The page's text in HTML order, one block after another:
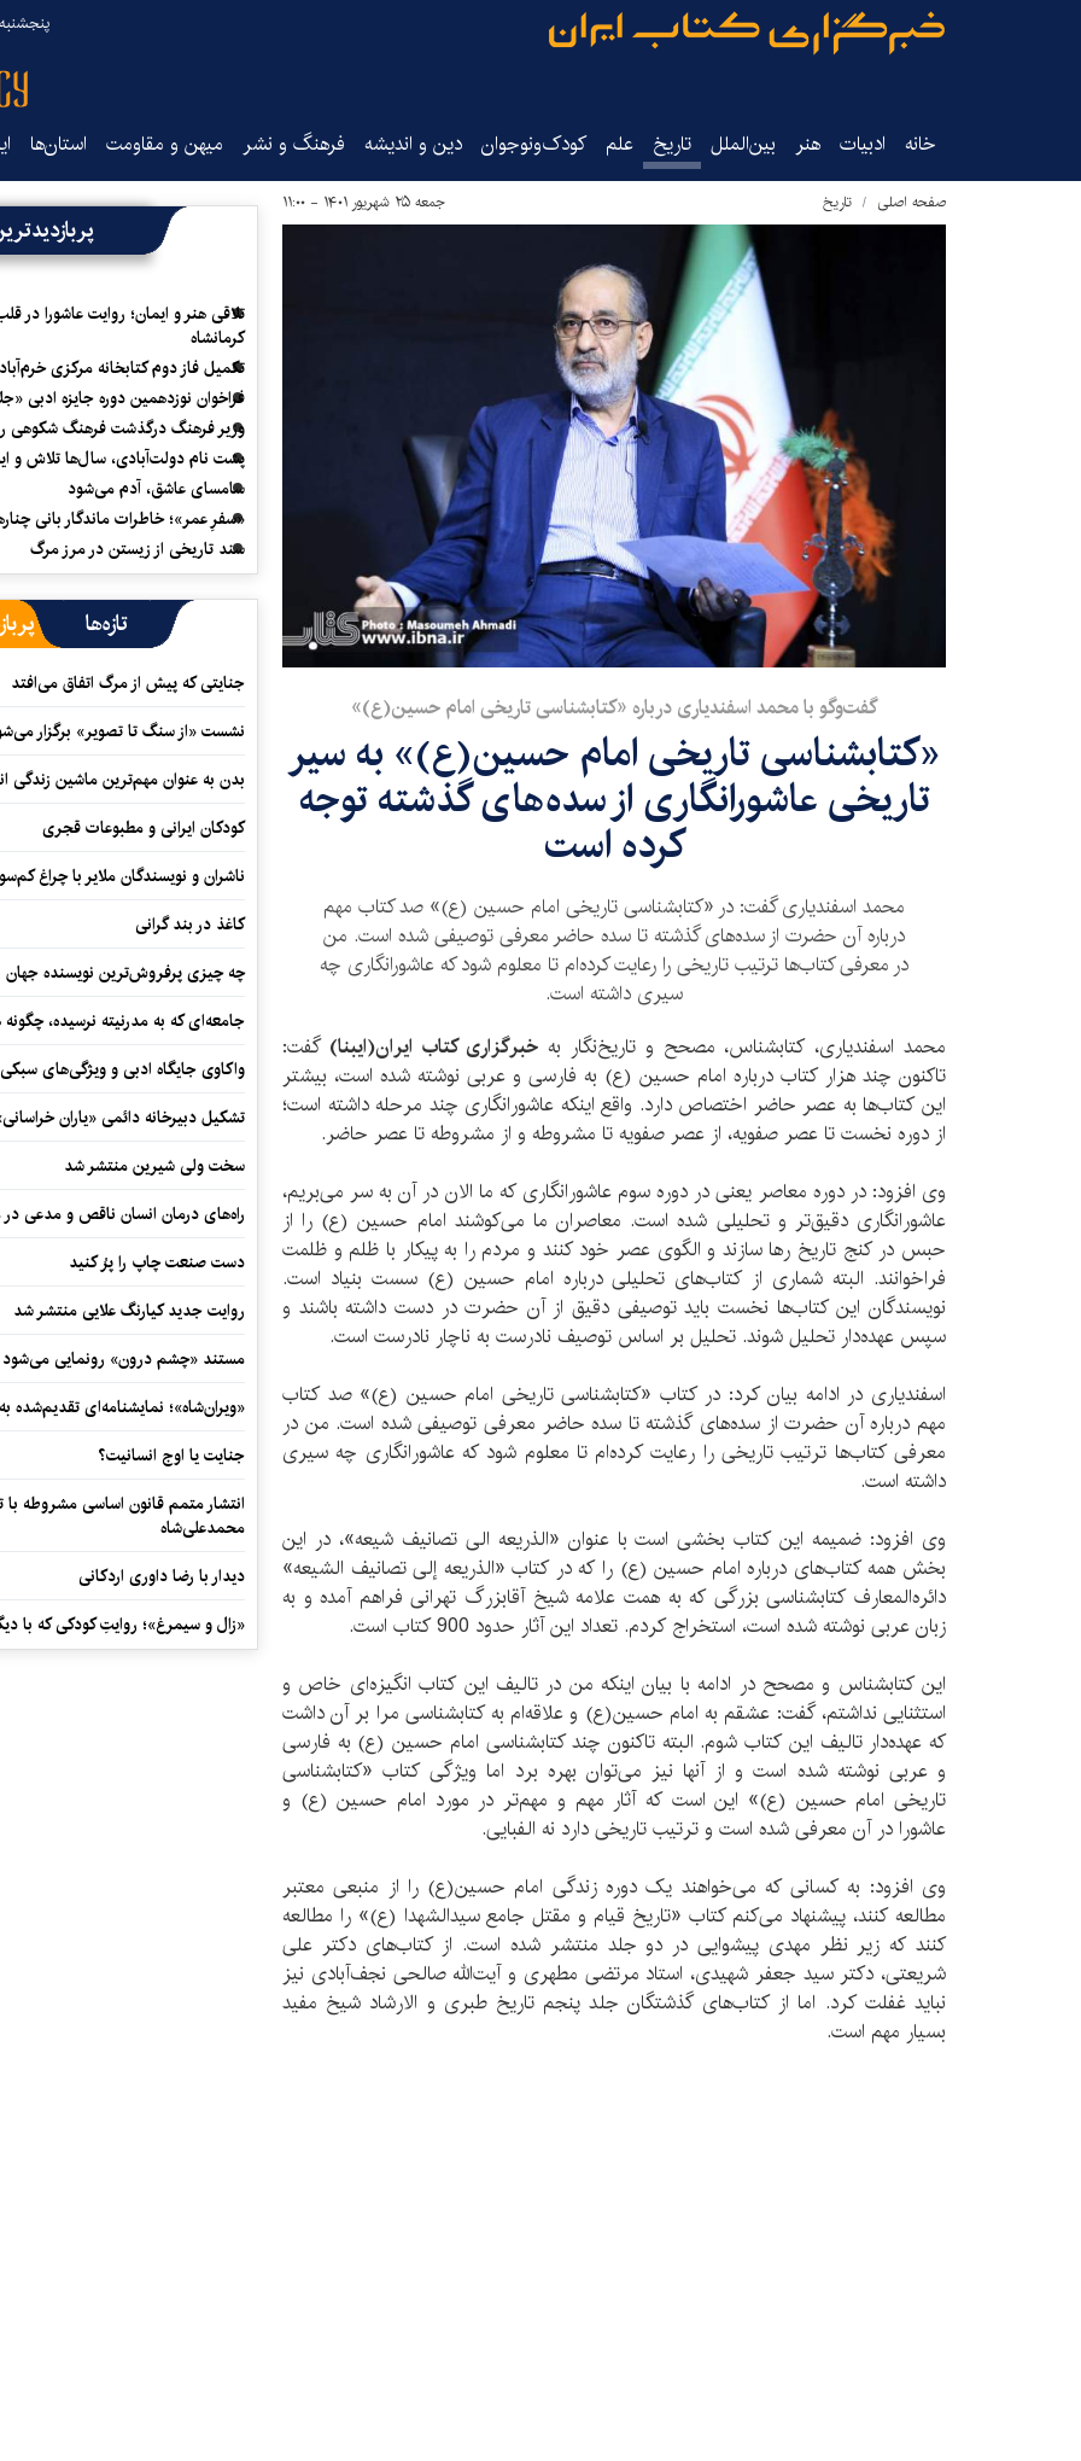
پنجشنبه ۱۵ مرداد ۱۴۰۵
خانه ادبیات هنر بین‌الملل تاریخ‌ علم کودک‌ونوجوان دین و اندیشه فرهنگ و نشر میهن و مقاومت استان‌ها
صفحه اصلی تاریخ جمعه ۲۵ شهریور ۱۴۰۱ - ۱۱:۰۰
گفت‌و‌گو‌ با محمد اسفندیاری درباره «کتابشناسی تاریخی امام حسین(ع)»
«کتابشناسی تاریخی امام حسین(ع)» به سیر
تاریخی عاشورانگاری از سده‌های گذشته توجه
کرده است
محمد اسفندیاری گفت: در «کتابشناسی تاریخی امام حسین (ع)» صد کتاب مهم
درباره آن حضرت از سده‌های گذشته تا سده حاضر معرفی توصیفی شده‌ است. من
در معرفی کتاب‌ها ترتیب تاریخی را رعایت کرده‌ام تا معلوم شود که عاشورانگاری چه
سیری داشته است.
محمد اسفندیاری، کتابشناس، مصحح و تاریخ‌نگار به خبرگزاری کتاب ایران(ایبنا)گفت:
تاکنون چند هزار کتاب درباره امام حسین (ع) به فارسی و عربی نوشته شده است، بیشتر
این کتاب‌ها به عصر حاضر اختصاص دارد. واقع اینکه عاشورانگاری چند مرحله داشته است؛
از دوره نخست تا عصر صفویه، از عصر صفویه تا مشروطه و از مشروطه تا عصر حاضر.
وی افزود: در دوره معاصر یعنی در دوره سوم عاشورانگاری که ما الان در آن به سر می‌بریم،
عاشورانگاری دقیق‌تر و تحلیلی شده است. معاصران ما می‌کوشند امام حسین (ع) را از
حبس در کنج تاریخ رها سازند و الگوی عصر خود کنند و مردم را به پیکار با ظلم و ظلمت
فراخوانند. البته شماری از کتاب‌های تحلیلی درباره امام حسین (ع) سست بنیاد است.
نویسندگان این کتاب‌ها نخست باید توصیفی دقیق از آن حضرت در دست داشته باشند و
سپس عهده‌دار تحلیل شوند. تحلیل بر اساس توصیف نادرست به ناچار نادرست است.
اسفندیاری در ادامه بیان کرد: در کتاب «کتابشناسی تاریخی امام حسین (ع)» صد کتاب
مهم درباره آن حضرت از سده‌های گذشته تا سده حاضر معرفی توصیفی شده‌ است. من در
معرفی کتاب‌ها ترتیب تاریخی را رعایت کرده‌ام تا معلوم شود که عاشورانگاری چه سیری
داشته است.
وی افزود: ضمیمه این کتاب بخشی است با عنوان «الذریعه الی تصانیف شیعه»، در این
بخش همه کتاب‌های درباره امام حسین (ع) را که در کتاب «الذریعه إلی تصانیف الشیعه»
دائره‌المعارف کتابشناسی بزرگی که به همت علامه شیخ آقابزرگ تهرانی فراهم آمده و به
زبان عربی نوشته شده ‌است، استخراج کردم. تعداد این آثار حدود 900 کتاب است.
این کتابشناس و مصحح در ادامه با بیان اینکه من در تالیف این کتاب انگیزه‌ای خاص و
استثنایی نداشتم، گفت: عشقم به امام حسین(ع) و علاقه‌ام به کتابشناسی مرا بر آن داشت
که عهده‌دار تالیف این کتاب شوم. البته تاکنون چند کتابشناسی امام حسین (ع) به فارسی
و عربی نوشته شده است و از آنها نیز می‌توان بهره برد اما ویژگی کتاب «کتابشناسی
تاریخی امام حسین (ع)» این است که آثار مهم و مهم‌تر در مورد امام حسین (ع) و
عاشورا در آن معرفی شده است و ترتیب تاریخی دارد نه الفبایی.
وی افزود: به کسانی که می‌خواهند یک دوره زندگی امام حسین(ع) را از منبعی معتبر
مطالعه کنند، پیشنهاد می‌کنم کتاب «تاریخ قیام و مقتل جامع سیدالشهدا (ع)» را مطالعه
کنند که زیر نظر مهدی پیشوایی در دو جلد منتشر شده است. از کتاب‌های دکتر علی
شریعتی، دکتر سید جعفر شهیدی، استاد مرتضی مطهری و آیت‌الله صالحی نجف‌آبادی نیز
نباید غفلت کرد. اما از کتاب‌های گذشتگان جلد پنجم تاریخ طبری و الارشاد شیخ مفید
بسیار مهم است.
تلاقی هنر و ایمان؛ روایت عاشورا در
کرمانشاه
تکمیل فاز دوم کتابخانه مرکزی
فراخوان نوزدهمین دوره جایزه ادبی
وزیر فرهنگ درگذشت فرهنگ شکوهی
پشت نام دولت‌آبادی، سال‌ها تلاش و
سامسای عاشق، آدم می‌شود
«سفرِ عمر»؛ خاطرات ماندگار بانی
سند تاریخی از زیستن در مرز مرگ
تازه‌ها
جنایتی که پیش از مرگ اتفاق می‌افتد
نشست «از سنگ تا تصویر» برگزار
بدن به عنوان مهم‌ترین ماشین زندگی
کودکان ایرانی و مطبوعات قجری
ناشران و نویسندگان ملایر با چراغ
کاغذ در بند گرانی
چه چیزی پرفروش‌ترین نویسنده جهان
جامعه‌ای که به مدرنیته نرسیده،
واکاوی جایگاه ادبی و ویژگی‌های
تشکیل دبیرخانه دائمی «یاران
سخت ولی شیرین منتشر شد
راه‌های درمان انسان ناقص و مدعی
دست صنعت چاپ را پرُ کنید
روایت جدید کیارنگ علایی منتشر شد
مستند «چشم درون» رونمایی می‌شود
«ویران‌شاه»؛ نمایشنامه‌ای تقدیم‌شده
جنایت یا اوج انسانیت؟
انتشار متمم قانون اساسی مشروطه
محمدعلی‌شاه
دیدار با رضا داوری اردکانی
«زال و سیمرغ»؛ روایتِ کودکی که با